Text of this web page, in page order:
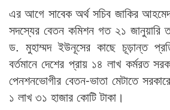
এর আগে সাবেক অর্থ সচিব জাকির
সদস্যের বেতন কমিশন গত ২১ জানুয়ারি
ড. মুহাম্মদ ইউনূসের কাছে চূড়ান্ত
বর্তমানে দেশের প্রায় ১৪ লাখ কর্মরত
পেনশনভোগীর বেতন-ভাতা মেটাতে
১ লাখ ৩১ হাজার কোটি টাকা।